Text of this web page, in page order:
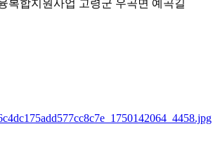
복합지원사업 고령군 우곡면 예곡길